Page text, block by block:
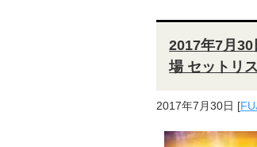
2017年7月
場 セットリ
2017年7月30日 [